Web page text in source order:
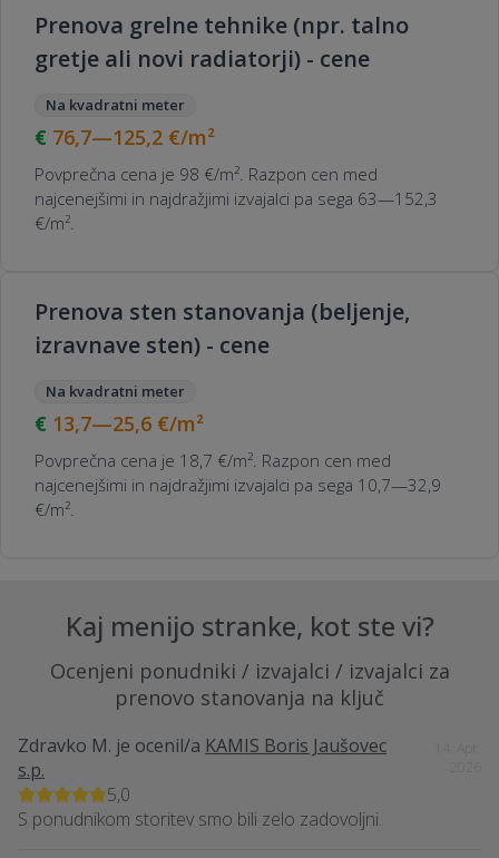
Prenova grelne tehnike (npr. talno
gretje ali novi radiatorji) - cene
Na kvadratni meter
76,7—125,2 €/m²
Povprečna cena je 98 €/m². Razpon cen med
najcenejšimi in najdražjimi izvajalci pa sega 63—152,3
€/m².
Prenova sten stanovanja (beljenje,
izravnave sten) - cene
Na kvadratni meter
13,7—25,6 €/m²
Povprečna cena je 18,7 €/m². Razpon cen med
najcenejšimi in najdražjimi izvajalci pa sega 10,7—32,9
€/m².
Kaj menijo stranke, kot ste vi?
Ocenjeni ponudniki / izvajalci / izvajalci za
prenovo stanovanja na ključ
Zdravko M. je ocenil/a KAMIS Boris Jaušovec
s.p.
5,0
S ponudnikom storitev smo bili zelo zadovoljni.